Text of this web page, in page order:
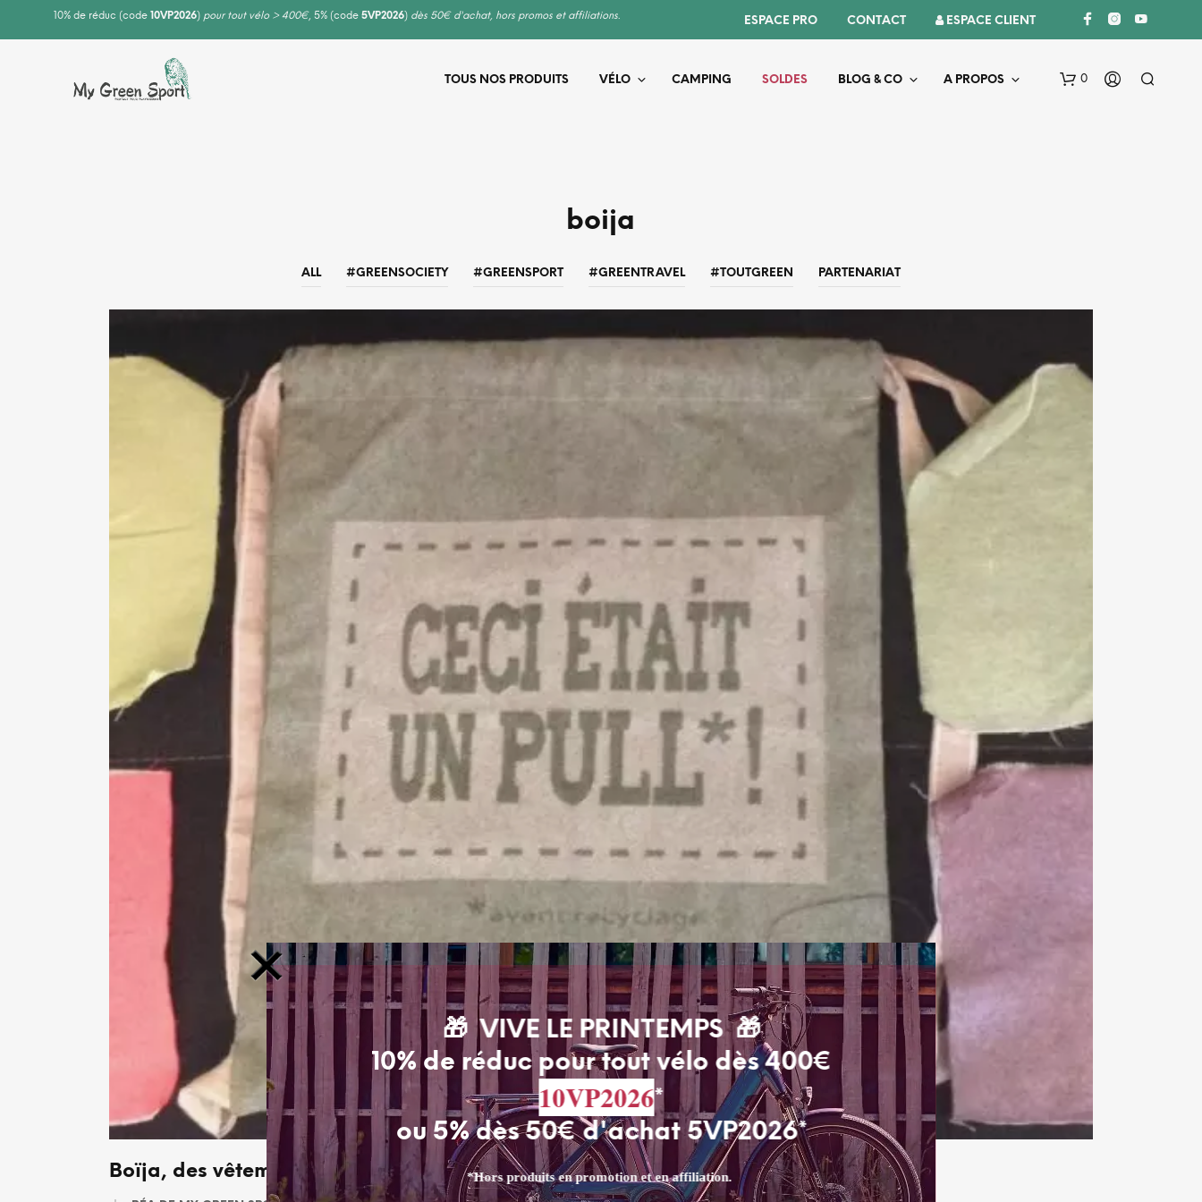
10% de réduc (code 10VP2026) pour tout vélo > 400€, 5% (code 5VP2026) dès 50€ d'achat, hors promos et affiliations. ESPACE PRO CONTACT ESPACE CLIENT
TOUS NOS PRODUITS VÉLO CAMPING SOLDES BLOG & CO A PROPOS 0
boija
ALL #GREENSOCIETY #GREENSPORT #GREENTRAVEL #TOUTGREEN PARTENARIAT
Boïja, des vêtements de sport made in France !
🎁 VIVE LE PRINTEMPS 🎁
10% de réduc pour tout vélo dès 400€
10VP2026*
ou 5% dès 50€ d'achat 5VP2026*
*Hors produits en promotion et en affiliation.